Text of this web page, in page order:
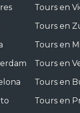
Tours en
Tours en
Tours en
Tours en
Tours en
Tours en